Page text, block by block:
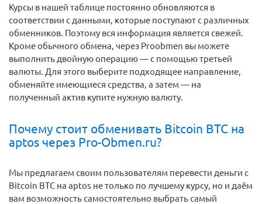
Курсы в нашей таблице постоянно обновляются в
соответствии с данными, которые поступают с различных
обменников. Поэтому вся информация является свежей.
Кроме обычного обмена, через Proobmen вы можете
выполнить двойную операцию — с помощью третьей
валюты. Для этого выберите подходящее направление,
обменяйте имеющиеся средства, а затем — на
полученный актив купите нужную валюту.
Почему стоит обменивать Bitcoin BTC на
aptos через Pro-Obmen.ru?
Мы предлагаем своим пользователям перевести деньги c
Bitcoin BTC на aptos не только по лучшему курсу, но и даём
вам возможность самостоятельно выбрать самый